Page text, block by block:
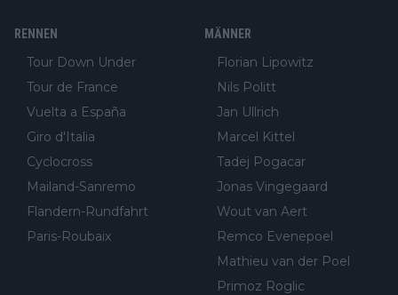
RENNEN
Tour Down Under
Tour de France
Vuelta a España
Giro d'Italia
Cyclocross
Mailand-Sanremo
Flandern-Rundfahrt
Paris-Roubaix
MÄNNER
Florian Lipowitz
Nils Politt
Jan Ullrich
Marcel Kittel
Tadej Pogacar
Jonas Vingegaard
Wout van Aert
Remco Evenepoel
Mathieu van der Poel
Primoz Roglic